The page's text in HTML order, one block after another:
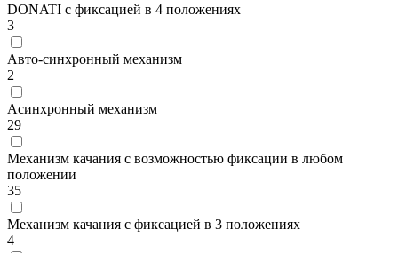
DONATI с фиксацией в 4 положениях
3
Авто-синхронный механизм
2
Асинхронный механизм
29
Механизм качания с возможностью фиксации в любом
положении
35
Механизм качания с фиксацией в 3 положениях
4